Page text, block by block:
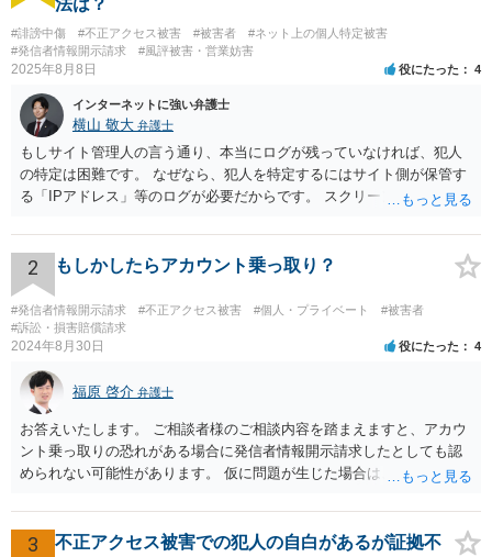
法は？
#誹謗中傷 #不正アクセス被害 #被害者
#ネット上の個人特定被害
#発信者情報開示請求
#風評被害・営業妨害
2025年8月8日 役にたった 4
インターネットに強い弁護士
横山 敬大 弁護士
もしサイト管理人の言う通り、本当にログが残っていなければ、犯人
の特定は困難です。 なぜなら、犯人を特定するにはサイト側が保管す
る「IPアドレス」等のログが必要だからです。 スクリーンショットは
がって「ログが本当に存在しない」という前提に立つと、開示請求を
進めることは困難です。 ご判断の一助となれば幸いです。
2 もしかしたらアカウント乗っ取り？
#発信者情報開示請求 #不正アクセス被害 #個人・プライベート
#被害者
#訴訟・損害賠償請求
2024年8月30日 役にたった 4
福原 啓介 弁護士
お答えいたします。 ご相談者様のご相談内容を踏まえますと、アカウ
ント乗っ取りの恐れがある場合に発信者情報開示請求したとしても認
められない可能性があります。 仮に問題が生じた場合は、その問題に
3
不正アクセス被害での犯人の自白があるが証拠不